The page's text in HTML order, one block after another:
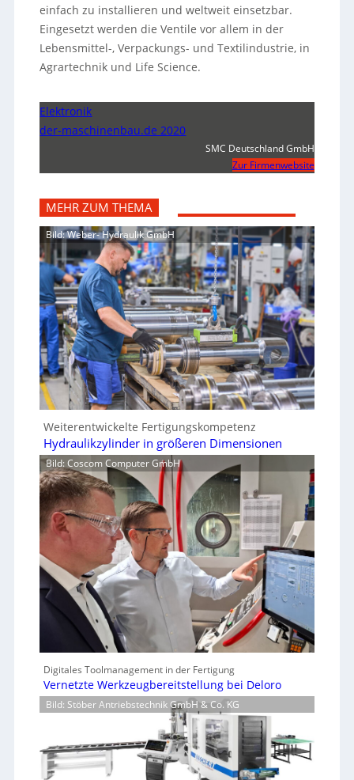
einfach zu installieren und weltweit einsetzbar.
Eingesetzt werden die Ventile vor allem in der
Lebensmittel-, Verpackungs- und Textilindustrie, in
Agrartechnik und Life Science.
Elektronik
der-maschinenbau.de 2020
SMC Deutschland GmbH
Zur Firmenwebsite
MEHR ZUM THEMA
Bild: Weber- Hydraulik GmbH
Weiterentwickelte Fertigungskompetenz
Hydraulikzylinder in größeren Dimensionen
Bild: Coscom Computer GmbH
Digitales Toolmanagement in der Fertigung
Vernetzte Werkzeugbereitstellung bei Deloro
Bild: Stöber Antriebstechnik GmbH & Co. KG